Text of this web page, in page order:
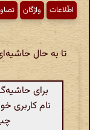
اطّلاعات واژگان
تا به حال
برای
نام کاربری